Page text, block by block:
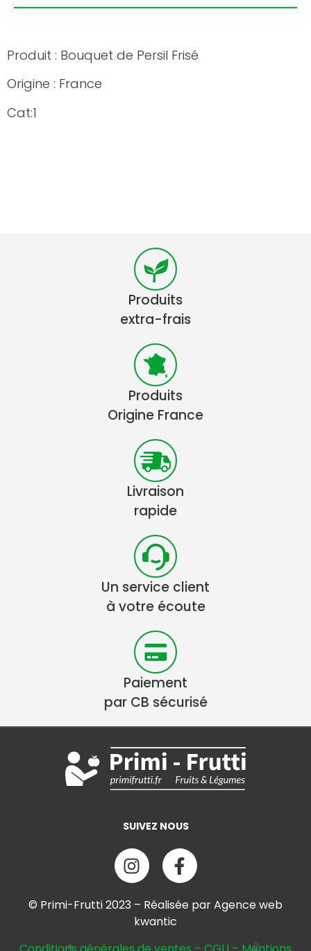
Produit : Bouquet de Persil Frisé
Origine : France
Cat:1
Produits
extra-frais
Produits
Origine France
Livraison
rapide
Un service client
à votre écoute
Paiement
par CB sécurisé
SUIVEZ NOUS
© Primi-Frutti 2023 – Réalisée par Agence web
kwantic